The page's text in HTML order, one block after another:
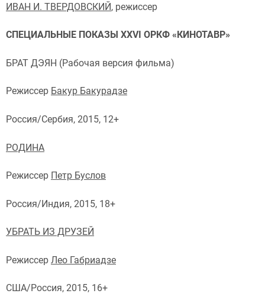
ИВАН И. ТВЕРДОВСКИЙ, режиссер
СПЕЦИАЛЬНЫЕ ПОКАЗЫ XXVI ОРКФ «КИНОТАВР»
БРАТ ДЭЯН (Рабочая версия фильма)
Режиссер Бакур Бакурадзе
Россия/Сербия, 2015, 12+
РОДИНА
Режиссер Петр Буслов
Россия/Индия, 2015, 18+
УБРАТЬ ИЗ ДРУЗЕЙ
Режиссер Лео Габриадзе
США/Россия, 2015, 16+